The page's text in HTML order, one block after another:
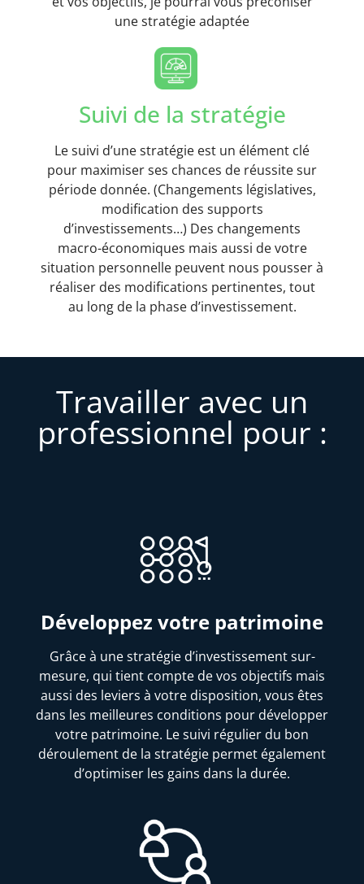
une stratégie adaptée
Suivi de la stratégie
Le suivi d’une stratégie est un élément clé
pour maximiser ses chances de réussite sur
période donnée. (Changements législatives,
modification des supports
d’investissements…) Des changements
macro-économiques mais aussi de votre
situation personnelle peuvent nous pousser à
réaliser des modifications pertinentes, tout
au long de la phase d’investissement.
Travailler avec un
professionnel pour :
Développez votre patrimoine
Grâce à une stratégie d’investissement sur-
mesure, qui tient compte de vos objectifs mais
aussi des leviers à votre disposition, vous êtes
dans les meilleures conditions pour développer
votre patrimoine. Le suivi régulier du bon
déroulement de la stratégie permet également
d’optimiser les gains dans la durée.